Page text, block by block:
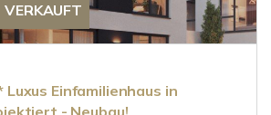
VERKAUFT
Luxus Einfamilienhaus in
- Neubau!